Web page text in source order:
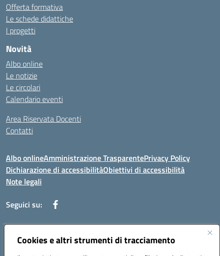
Cookies e altri strumenti di tracciamento
Offerta formativa
Le schede didattiche
I progetti
Novità
Albo online
Le notizie
Le circolari
Calendario eventi
Area Riservata Docenti
Contatti
Albo onlineAmministrazione TrasparentePrivacy Policy
Dichiarazione di accessibilitàObiettivi di accessibilità
Note legali
Seguici su:
Indirizzo:Via Rimembranza,33 – 81020 Casapulla (CE)